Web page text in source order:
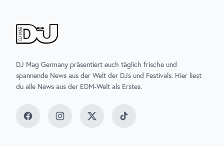
DJ Mag Germany präsentiert euch täglich frische und
spannende News aus der Welt der DJs und Festivals. Hier liest
du alle News aus der EDM-Welt als Erstes.
FacebookInstagramTwitter TikTok